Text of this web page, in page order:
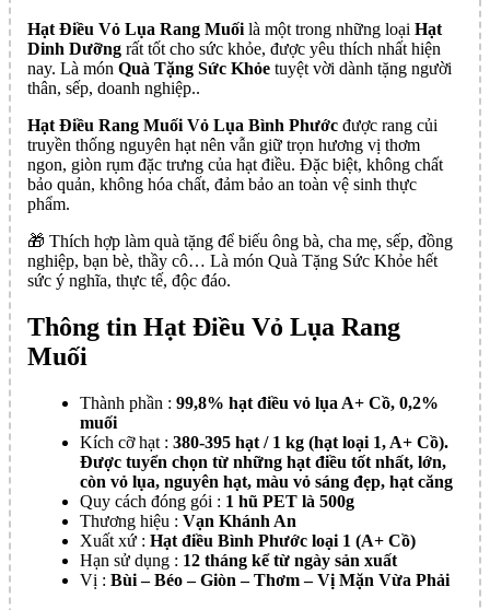
Hạt Điều Vỏ Lụa Rang Muối là một trong những loại Hạt
Dinh Dưỡng rất tốt cho sức khỏe, được yêu thích nhất hiện
nay. Là món Quà Tặng Sức Khỏe tuyệt vời dành tặng người
thân, sếp, doanh nghiệp..
Hạt Điều Rang Muối Vỏ Lụa Bình Phước được rang củi
truyền thống nguyên hạt nên vẫn giữ trọn hương vị thơm
ngon, giòn rụm đặc trưng của hạt điều. Đặc biệt, không chất
bảo quản, không hóa chất, đảm bảo an toàn vệ sinh thực
phẩm.
🎁 Thích hợp làm quà tặng để biếu ông bà, cha mẹ, sếp, đồng
nghiệp, bạn bè, thầy cô… Là món Quà Tặng Sức Khỏe hết
sức ý nghĩa, thực tế, độc đáo.
Thông tin Hạt Điều Vỏ Lụa Rang
Muối
Thành phần : 99,8% hạt điều vỏ lụa A+ Cồ, 0,2%
muối
Kích cỡ hạt : 380-395 hạt / 1 kg (hạt loại 1, A+ Cồ).
Được tuyển chọn từ những hạt điều tốt nhất, lớn,
còn vỏ lụa, nguyên hạt, màu vỏ sáng đẹp, hạt căng
Quy cách đóng gói : 1 hũ PET là 500g
Thương hiệu : Vạn Khánh An
Xuất xứ : Hạt điều Bình Phước loại 1 (A+ Cồ)
Hạn sử dụng : 12 tháng kể từ ngày sản xuất
Vị : Bùi – Béo – Giòn – Thơm – Vị Mặn Vừa Phải